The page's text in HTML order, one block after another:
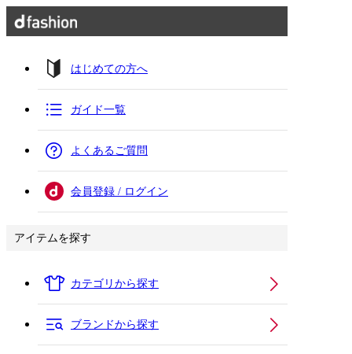
はじめての方へ
ガイド一覧
よくあるご質問
会員登録 / ログイン
アイテムを探す
カテゴリから探す
ブランドから探す